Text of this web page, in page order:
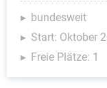
bundesweit
Start: Oktober
Freie Plätze: 1